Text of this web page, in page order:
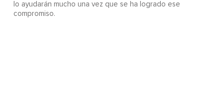
lo ayudarán mucho una vez que se ha logrado ese
compromiso.